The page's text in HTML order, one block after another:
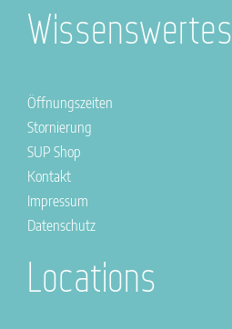
Wissenswertes
Öffnungszeiten
Stornierung
SUP Shop
Kontakt
Impressum
Datenschutz
Locations